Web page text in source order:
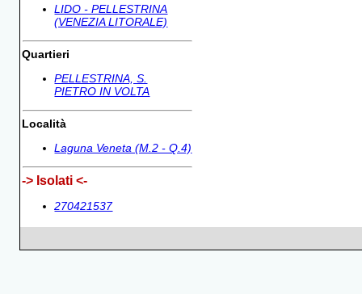
LIDO - PELLESTRINA
(VENEZIA LITORALE)
Quartieri
PELLESTRINA, S.
PIETRO IN VOLTA
Località
Laguna Veneta (M.2 - Q.4)
-> Isolati <-
270421537